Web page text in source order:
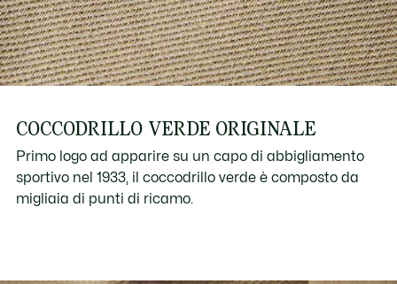
COCCODRILLO VERDE ORIGINALE
Primo logo ad apparire su un capo di abbigliamento
sportivo nel 1933, il coccodrillo verde è composto da
migliaia di punti di ricamo.